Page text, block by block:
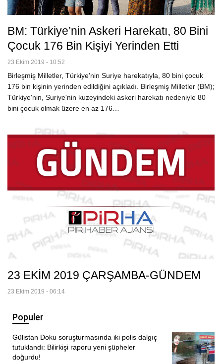
BM: Türkiye’nin Askeri Harekatı, 80 Bini
Çocuk 176 Bin Kişiyi Yerinden Etti
23 Ekim 2019 - 10:52
Birleşmiş Milletler, Türkiye'nin Suriye harekatıyla, 80 bini çocuk
176 bin kişinin yerinden edildiğini açıkladı. Birleşmiş Milletler (BM);
Türkiye'nin, Suriye'nin kuzeyindeki askeri harekatı nedeniyle 80
bini çocuk olmak üzere en az 176…
23 EKİM 2019 ÇARŞAMBA-GÜNDEM
23 Ekim 2019 - 06:14
Populer
Gülistan Doku soruşturmasında iki polis dalgıç
tutuklandı: Bilirkişi raporu yeni şüpheler
doğurdu!